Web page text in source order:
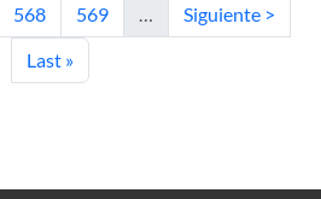
Página
568 Página
569 … Siguiente página
Siguiente >
Última página
Last »